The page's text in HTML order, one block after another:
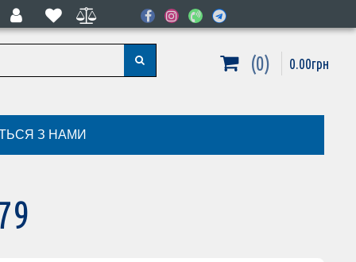
0 0.00грн
З НАМИ